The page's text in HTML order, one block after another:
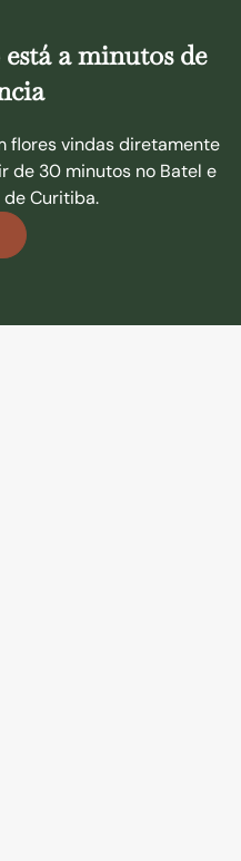
a minutos de
flores vindas diretamente
de 30 minutos no Batel e
Curitiba.